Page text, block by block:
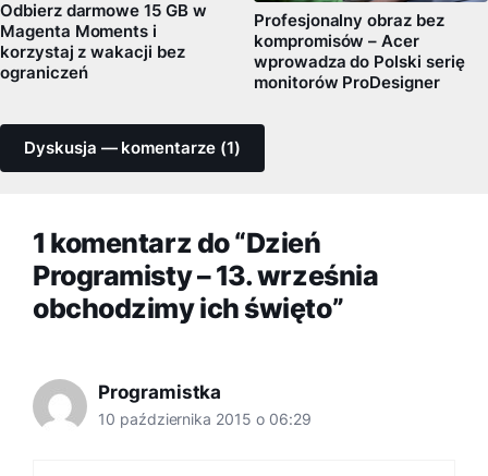
Odbierz darmowe 15 GB w
Magenta Moments i
korzystaj z wakacji bez
ograniczeń
Profesjonalny obraz bez
kompromisów – Acer
wprowadza do Polski serię
monitorów ProDesigner
Dyskusja — komentarze (1)
1 komentarz do “Dzień
Programisty – 13. września
obchodzimy ich święto”
Programistka
10 października 2015 o 06:29